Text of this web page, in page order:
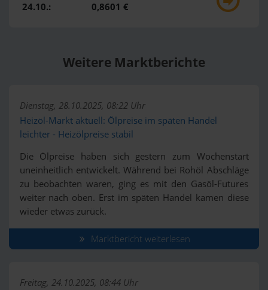
24.10.:
0,8601 €
Weitere Marktberichte
Dienstag, 28.10.2025, 08:22 Uhr
Heizöl-Markt aktuell: Ölpreise im späten Handel
leichter - Heizölpreise stabil
Die Ölpreise haben sich gestern zum Wochenstart
uneinheitlich entwickelt. Während bei Rohöl Abschläge
zu beobachten waren, ging es mit den Gasöl-Futures
weiter nach oben. Erst im späten Handel kamen diese
wieder etwas zurück.
Marktbericht weiterlesen
Freitag, 24.10.2025, 08:44 Uhr